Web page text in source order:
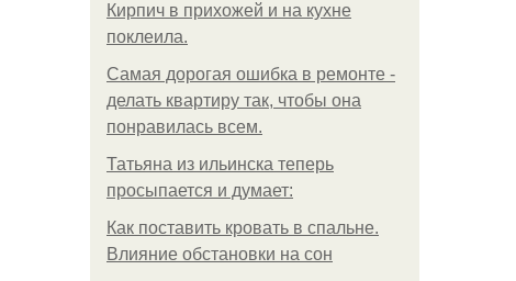
Кирпич в прихожей и на кухне
поклеила.
Самая дорогая ошибка в ремонте -
делать квартиру так, чтобы она
понравилась всем.
Татьяна из ильинска теперь
просыпается и думает:
Как поставить кровать в спальне.
Влияние обстановки на сон